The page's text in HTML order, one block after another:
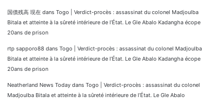
国債残高 現在 dans Togo | Verdict-procès : assassinat du colonel Madjoulba
Bitala et atteinte à la sûreté intérieure de l’État. Le Gle Abalo Kadangha écope
20ans de prison
rtp sapporo88 dans Togo | Verdict-procès : assassinat du colonel Madjoulba
Bitala et atteinte à la sûreté intérieure de l’État. Le Gle Abalo Kadangha écope
20ans de prison
Neatherland News Today dans Togo | Verdict-procès : assassinat du colonel
Madjoulba Bitala et atteinte à la sûreté intérieure de l’État. Le Gle Abalo